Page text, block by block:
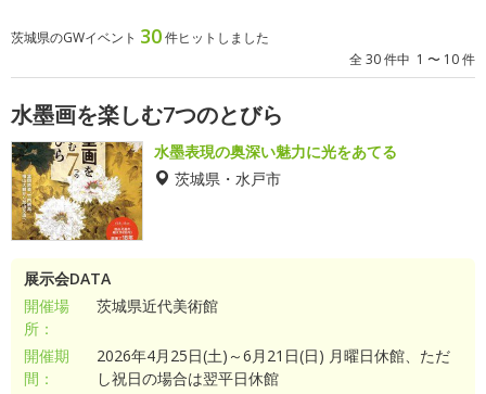
茨城県のGWイベント 30件ヒットしました
全 30 件中 1 〜 10 件
水墨画を楽しむ7つのとびら
水墨表現の奥深い魅力に光をあてる
茨城県・水戸市
展示会DATA
開催場
所：
茨城県近代美術館
開催期
間：
2026年4月25日(土)～6月21日(日) 月曜日休館、ただ
し祝日の場合は翌平日休館